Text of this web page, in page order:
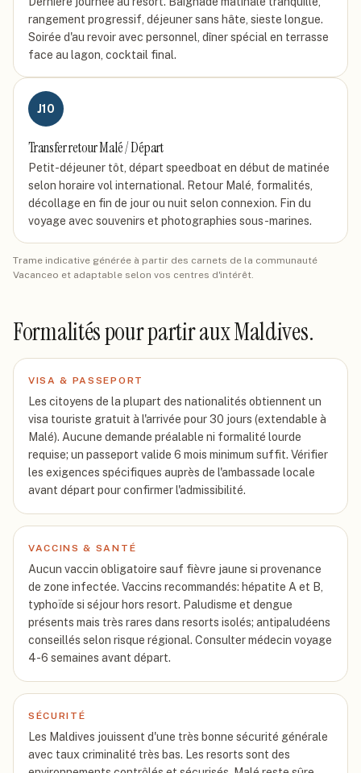
rangement progressif, déjeuner sans hâte, sieste longue.
Soirée d'au revoir avec personnel, dîner spécial en terrasse
face au lagon, cocktail final.
J10
Transfer retour Malé / Départ
Petit-déjeuner tôt, départ speedboat en début de matinée
selon horaire vol international. Retour Malé, formalités,
décollage en fin de jour ou nuit selon connexion. Fin du
voyage avec souvenirs et photographies sous-marines.
Trame indicative générée à partir des carnets de la communauté
Vacanceo et adaptable selon vos centres d'intérêt.
Formalités pour partiraux Maldives.
VISA & PASSEPORT
Les citoyens de la plupart des nationalités obtiennent un
visa touriste gratuit à l'arrivée pour 30 jours (extendable à
Malé). Aucune demande préalable ni formalité lourde
requise; un passeport valide 6 mois minimum suffit. Vérifier
les exigences spécifiques auprès de l'ambassade locale
avant départ pour confirmer l'admissibilité.
VACCINS & SANTÉ
Aucun vaccin obligatoire sauf fièvre jaune si provenance
de zone infectée. Vaccins recommandés: hépatite A et B,
typhoïde si séjour hors resort. Paludisme et dengue
présents mais très rares dans resorts isolés; antipaludéens
conseillés selon risque régional. Consulter médecin voyage
4-6 semaines avant départ.
SÉCURITÉ
Les Maldives jouissent d'une très bonne sécurité générale
avec taux criminalité très bas. Les resorts sont des